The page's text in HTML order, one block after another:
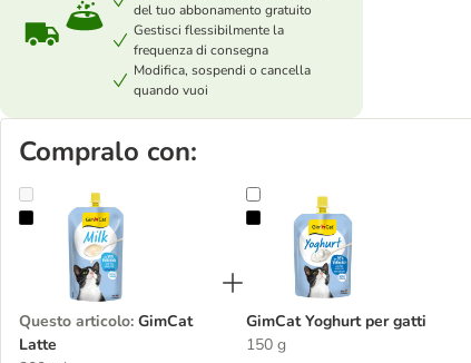
del tuo abbonamento gratuito
Gestisci flessibilmente la
frequenza di consegna
Modifica, sospendi o cancella
quando vuoi
Compralo con:
GimCat Latte
Questo articolo: GimCat
Latte
GimCat Yoghurt per gatti
GimCat Yoghurt per gatti
150 g